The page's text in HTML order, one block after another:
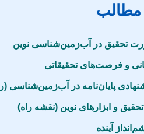
تحقیق در آب‌زمین‌شناسی نوین
و فرصت‌های تحقیقاتی
پایان‌نامه در آب‌زمین‌شناسی
و ابزارهای نوین (نقشه راه)
آینده